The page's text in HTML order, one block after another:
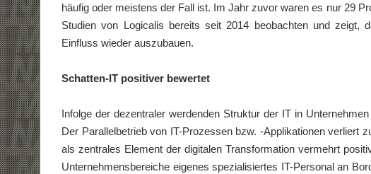
häufig oder meistens der Fall ist. Im Jahr zuvor waren es nur 29
Studien von Logicalis bereits seit 2014 beobachten und zeigt,
Einfluss wieder auszubauen.
Schatten-IT positiver bewertet
Infolge der dezentraler werdenden Struktur der IT in
Der Parallelbetrieb von IT-Prozessen bzw. -Applikationen verliert
als zentrales Element der digitalen Transformation vermehrt
Unternehmensbereiche eigenes spezialisiertes IT-Personal an